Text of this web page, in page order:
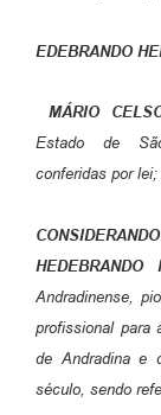
EDEBRANDO
MÁRIO
Estado de São
conferidas por lei;
HEDEBRANDO
Andradinense,
profissional para
de Andradina e
século, sendo